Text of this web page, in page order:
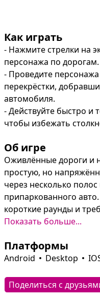
Как играть
- Нажмите стрелки на
персонажа по дорогам.
- Проведите
перекрёстки,
автомобиля.
- Действуйте быстро и
чтобы избежать
Об игре
Оживлённые дороги и
простую, но
через несколько
припаркованного
короткие раунды и
ситуации дают прилив
Управление предельно
полосами. Быстрые
решают исход раунда
Показать больше...
Платформы
Android Desktop
Поделиться с